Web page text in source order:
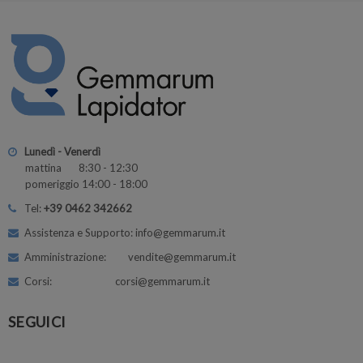
Lunedì - Venerdì
mattina 8:30 - 12:30
pomeriggio 14:00 - 18:00
Tel:+39 0462 342662
Assistenza e Supporto: info@gemmarum.it
Amministrazione: vendite@gemmarum.it
Corsi: corsi@gemmarum.it
SEGUICI